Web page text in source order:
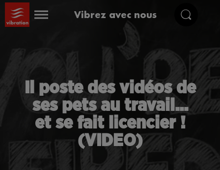
Vibrez avec nous
Il poste des vidéos de
ses pets au travail...
et se fait licencier !
(VIDEO)